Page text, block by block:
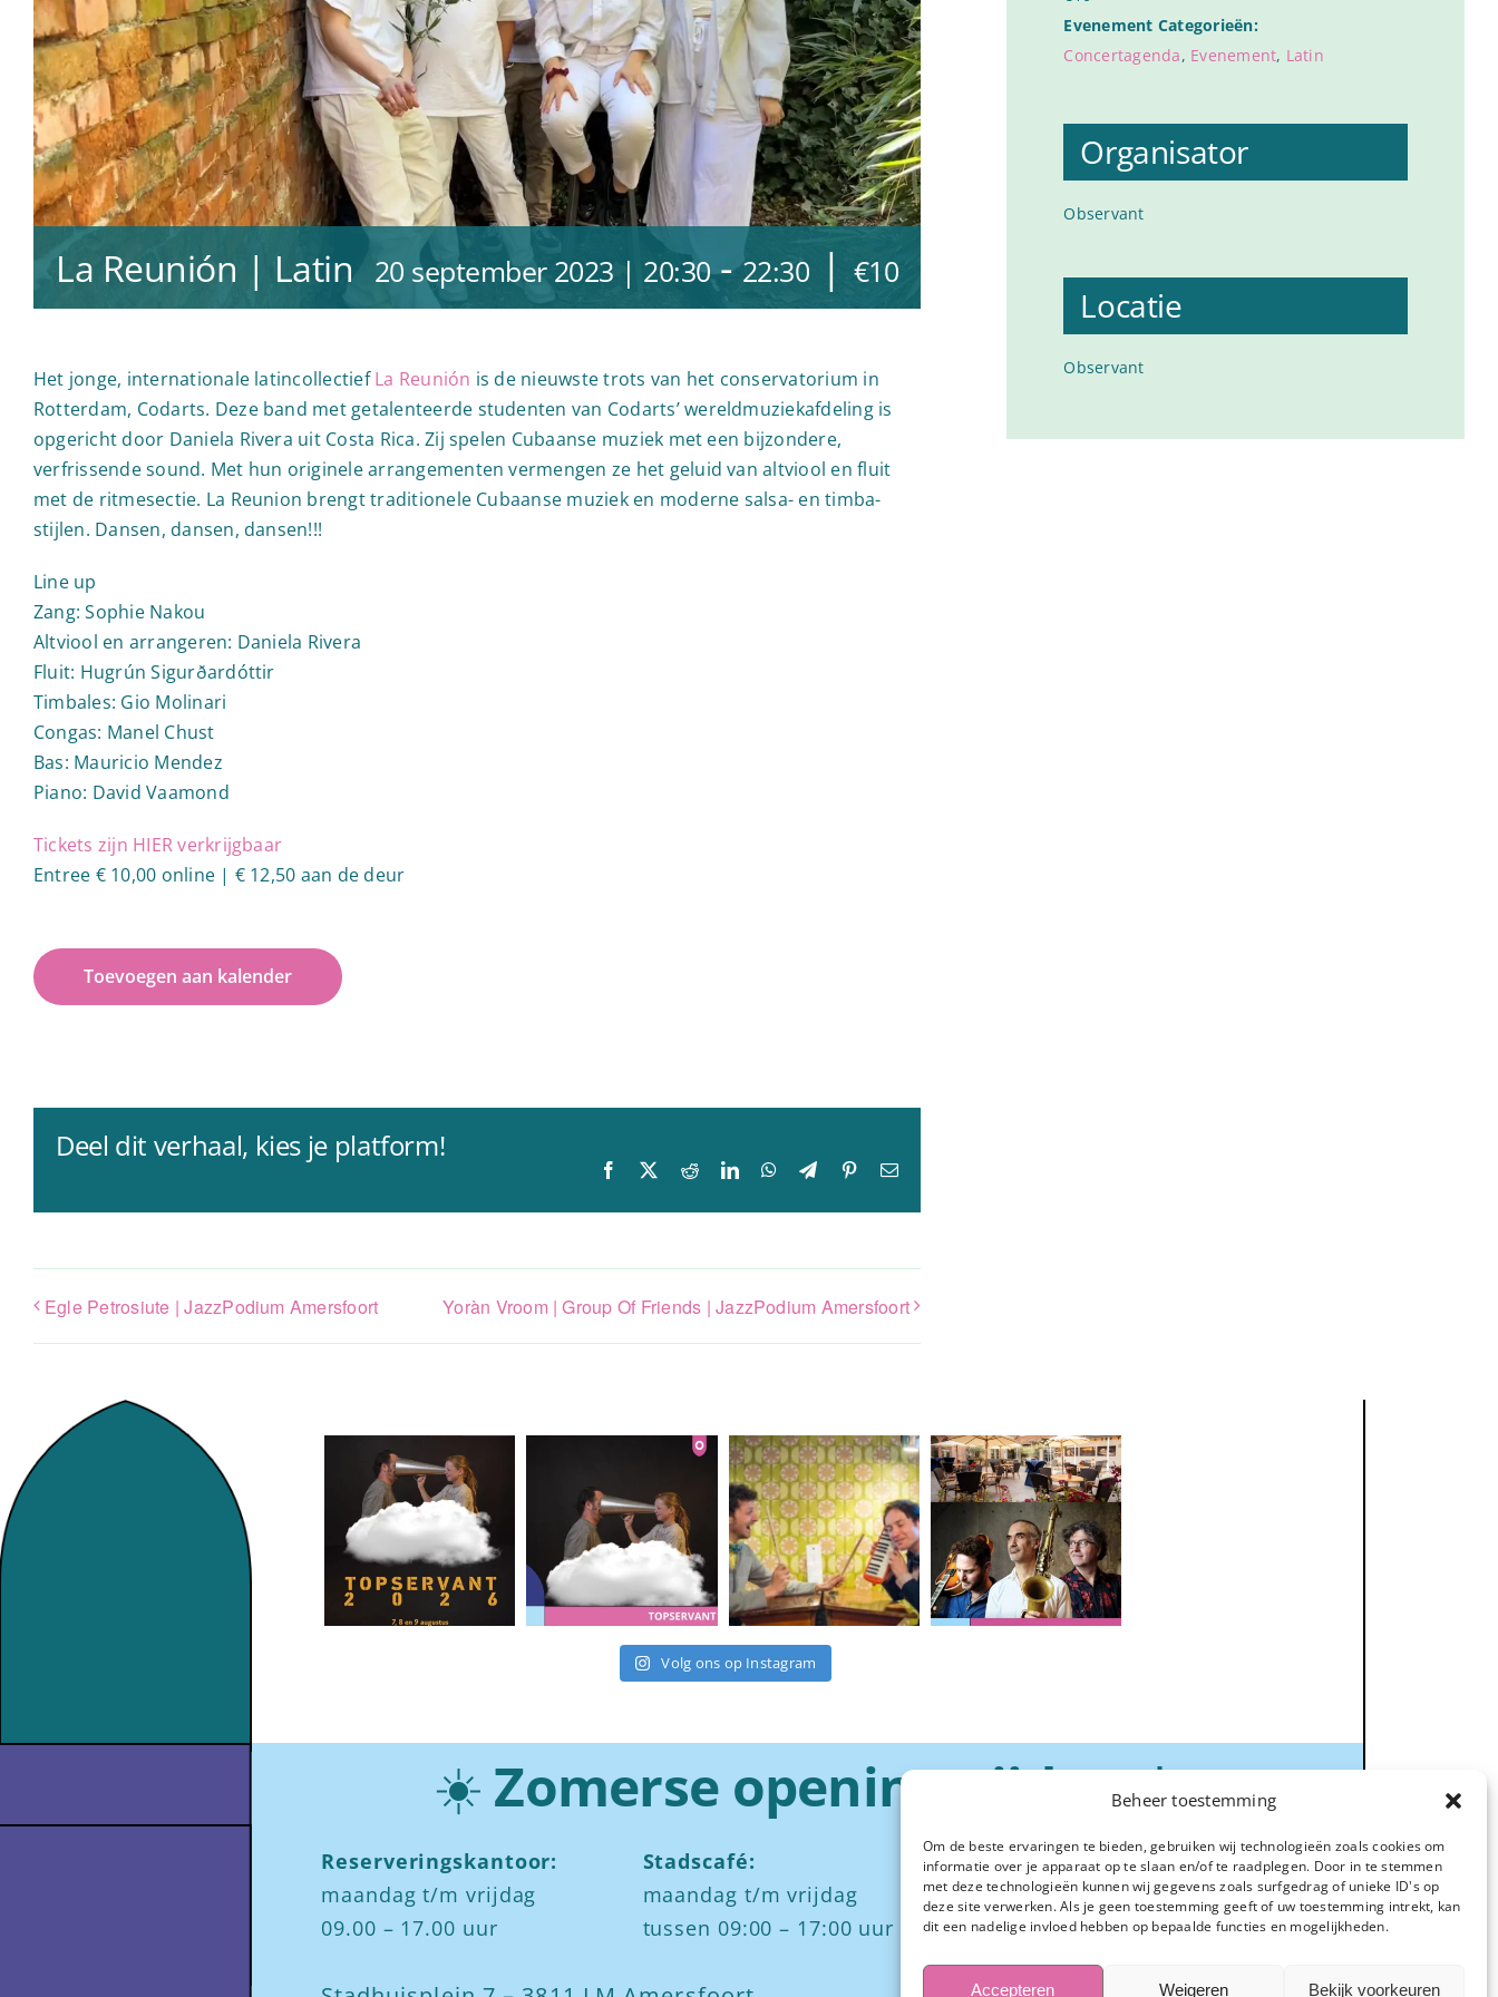
Beheer toestemming
Om de beste ervaringen te bieden, gebruiken wij technologieën zoals cookies om
informatie over je apparaat op te slaan en/of te raadplegen. Door in te stemmen
met deze technologieën kunnen wij gegevens zoals surfgedrag of unieke ID's op
deze site verwerken. Als je geen toestemming geeft of uw toestemming intrekt, kan
dit een nadelige invloed hebben op bepaalde functies en mogelijkheden.
Accepteren Weigeren Bekijk voorkeuren
La Reunión | Latin 20 september 2023 | 20:30-22:30 | €10
Het jonge, internationale latincollectiefLa Reunión is de nieuwste trots van het conservatorium in
Rotterdam, Codarts. Deze band met getalenteerde studenten van Codarts’ wereldmuziekafdeling is
opgericht door Daniela Rivera uit Costa Rica. Zij spelen Cubaanse muziek met een bijzondere,
verfrissende sound. Met hun originele arrangementen vermengen ze het geluid van altviool en fluit
met de ritmesectie. La Reunion brengt traditionele Cubaanse muziek en moderne salsa- en timba-
stijlen. Dansen, dansen, dansen!!!
Line up
Zang: Sophie Nakou
Altviool en arrangeren: Daniela Rivera
Fluit: Hugrún Sigurðardóttir
Timbales: Gio Molinari
Congas: Manel Chust
Bas: Mauricio Mendez
Piano: David Vaamond
Tickets zijn HIER verkrijgbaar
Entree € 10,00 online | € 12,50 aan de deur
Toevoegen aan kalender
Deel dit verhaal, kies je platform!
Facebook RedditLinkedInWhatsApp
TelegramPinterest
E-
Egle Petrosiute | JazzPodium Amersfoort Yoràn Vroom | Group Of Friends | JazzPodium Amersfoort
Evenement Categorieën:
Concertagenda, Evenement, Latin
Organisator
Observant
Locatie
Observant
Volg ons op Instagram
☀️ Zomerse openingstijden☀️
Reserveringskantoor:
maandag t/m vrijdag
09.00 – 17.00 uur
Stadscafé:
maandag t/m vrijdag
tussen 09:00 – 17:00 uur
Zaalverhuur:
Iedere dag
ochtend: 08.00 tot 12.00
middag: 13.00 tot 17.00